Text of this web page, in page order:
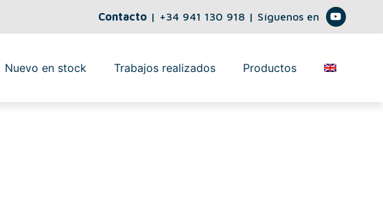
Contacto | +34 941 130 918 | Síguenos en
Nuevo en stock Trabajos realizados Productos